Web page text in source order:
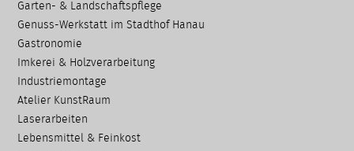
Garten- & Landschafts­pflege
Genuss-Werkstatt im Stadthof Hanau
Gastronomie
Imkerei & Holz­verarbeitung
Industriemontage
Atelier KunstRaum
Laserarbeiten
Lebensmittel & Feinkost